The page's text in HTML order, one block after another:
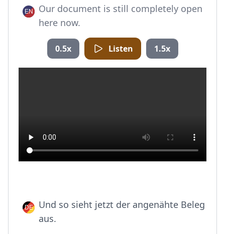
Our document is still completely open
here now.
0.5x Listen 1.5x
Und so sieht jetzt der angenähte Beleg
aus.